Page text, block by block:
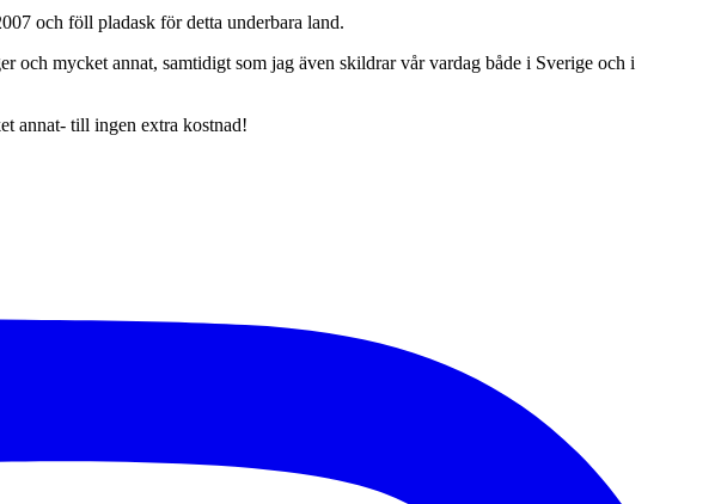
och föll pladask för detta underbara land.
och mycket annat, samtidigt som jag även skildrar vår vardag både i Sverige och i
annat- till ingen extra kostnad!